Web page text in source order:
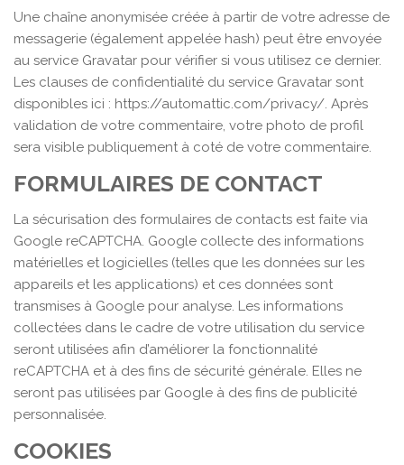
Une chaîne anonymisée créée à partir de votre adresse de
messagerie (également appelée hash) peut être envoyée
au service Gravatar pour vérifier si vous utilisez ce dernier.
Les clauses de confidentialité du service Gravatar sont
disponibles ici : https://automattic.com/privacy/. Après
validation de votre commentaire, votre photo de profil
sera visible publiquement à coté de votre commentaire.
FORMULAIRES DE CONTACT
La sécurisation des formulaires de contacts est faite via
Google reCAPTCHA. Google collecte des informations
matérielles et logicielles (telles que les données sur les
appareils et les applications) et ces données sont
transmises à Google pour analyse. Les informations
collectées dans le cadre de votre utilisation du service
seront utilisées afin d’améliorer la fonctionnalité
reCAPTCHA et à des fins de sécurité générale. Elles ne
seront pas utilisées par Google à des fins de publicité
personnalisée.
COOKIES